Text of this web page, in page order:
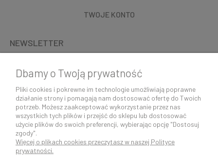
TWOJE KONTO
NEWSLETTER
K O N T A K T 5 0 0 5 0 6 9 2 9 | s k l e p @ c o c o s h k i . p l
Dbamy o Twoją prywatność
Pliki cookies i pokrewne im technologie umożliwiają poprawne
działanie strony i pomagają nam dostosować ofertę do Twoich
potrzeb. Możesz zaakceptować wykorzystanie przez nas
wszystkich tych plików i przejść do sklepu lub dostosować
użycie plików do swoich preferencji, wybierając opcję "Dostosuj
zgody".
Więcej o plikach cookies przeczytasz w naszej Polityce
prywatności.